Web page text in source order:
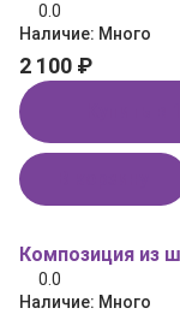
0.0
Наличие: Много
2 100 ₽
Композиция из
0.0
Наличие: Много